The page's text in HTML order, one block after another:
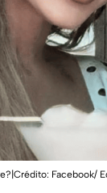
Facebook/